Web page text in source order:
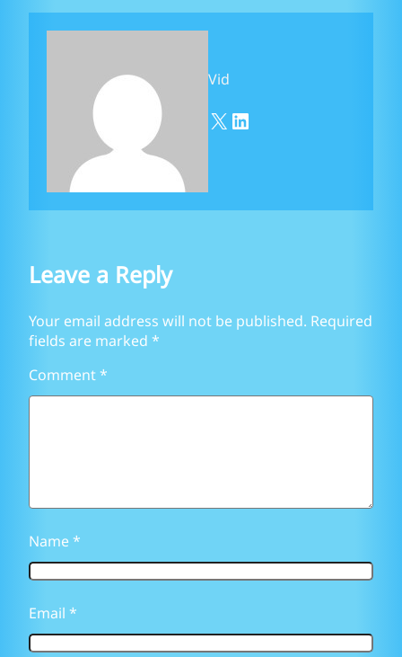
Vid
X LinkedIn
Leave a Reply
Your email address will not be published. Required
fields are marked *
Comment*
Name*
Email *